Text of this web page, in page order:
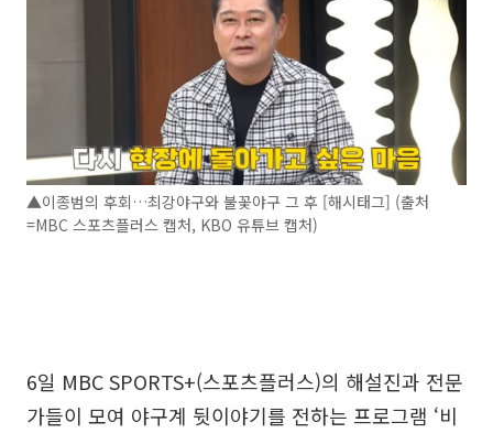
▲이종범의 후회…최강야구와 불꽃야구 그 후 [해시태그] (출처
=MBC 스포츠플러스 캡처, KBO 유튜브 캡처)
6일 MBC SPORTS+(스포츠플러스)의 해설진과 전문
가들이 모여 야구계 뒷이야기를 전하는 프로그램 ‘비